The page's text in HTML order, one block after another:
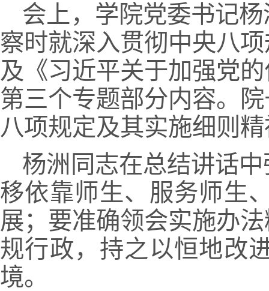
会上，学院党委书记
察时就深入贯彻中央八
及《习近平关于加强党
第三个专题部分内容。
八项规定及其实施细则
杨洲同志在总结讲话
移依靠师生、服务师生
展；要准确领会实施办
规行政，持之以恒地改
境。